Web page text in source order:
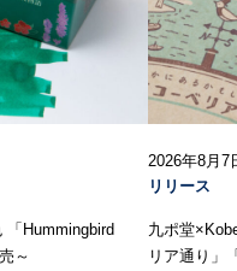
「Hummingbird
～
2026年8月7
リリース
九ポ堂
リア通り」